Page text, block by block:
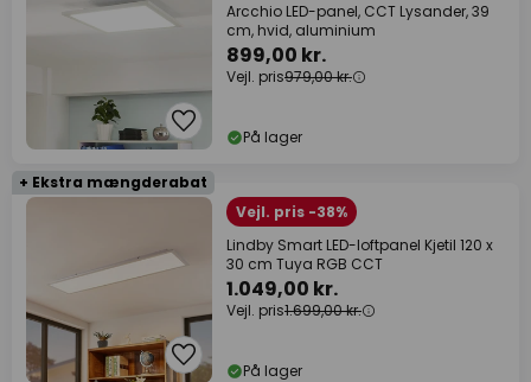
Arcchio LED-panel, CCT Lysander, 39
cm, hvid, aluminium
899,00 kr.
Vejl. pris979,00 kr.
På lager
+ Ekstra mængderabat
Vejl. pris -38%
Lindby Smart LED-loftpanel Kjetil 120 x
30 cm Tuya RGB CCT
1.049,00 kr.
Vejl. pris1.699,00 kr.
På lager